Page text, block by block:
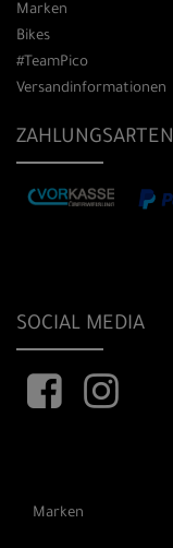
Marken
Bikes
#TeamPico
Versandinformationen
ZAHLUNGSARTEN
SOCIAL MEDIA
Marken